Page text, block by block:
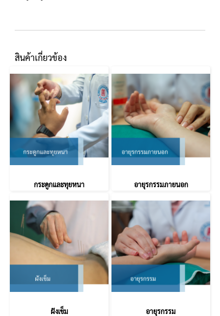
สินค้าเกี่ยวข้อง
กระดูกและทุยหนา อายุรกรรมภายนอก
ฝังเข็ม อายุรกรรม